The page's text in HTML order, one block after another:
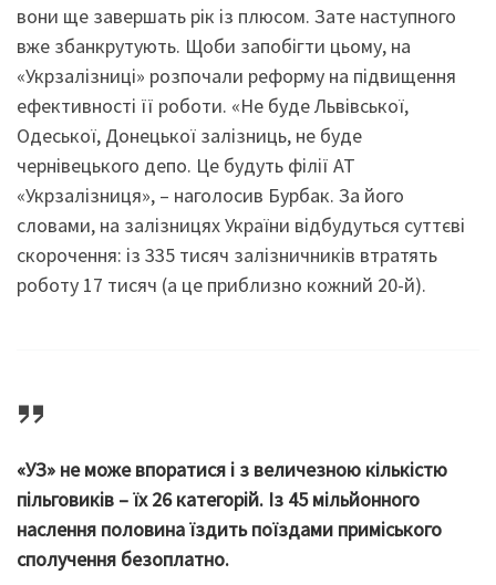
вони ще завершать рік із плюсом. Зате наступного
вже збанкрутують. Щоби запобігти цьому, на
«Укрзалізниці» розпочали реформу на підвищення
ефективності її роботи. «Не буде Львівської,
Одеської, Донецької залізниць, не буде
чернівецького депо. Це будуть філії АТ
«Укрзалізниця», – наголосив Бурбак. За його
словами, на залізницях України відбудуться суттєві
скорочення: із 335 тисяч залізничників втратять
роботу 17 тисяч (а це приблизно кожний 20-й).
«УЗ» не може впоратися і з величезною кількістю
пільговиків – їх 26 категорій. Із 45 мільйонного
наслення половина їздить поїздами приміського
сполучення безоплатно.